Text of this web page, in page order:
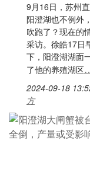
9月16日，苏州
阳澄湖也不例外
吹跑了？现在的
采访。徐皓17日
下，阳澄湖湖面
了他的养殖湖区
2024-09-18
方